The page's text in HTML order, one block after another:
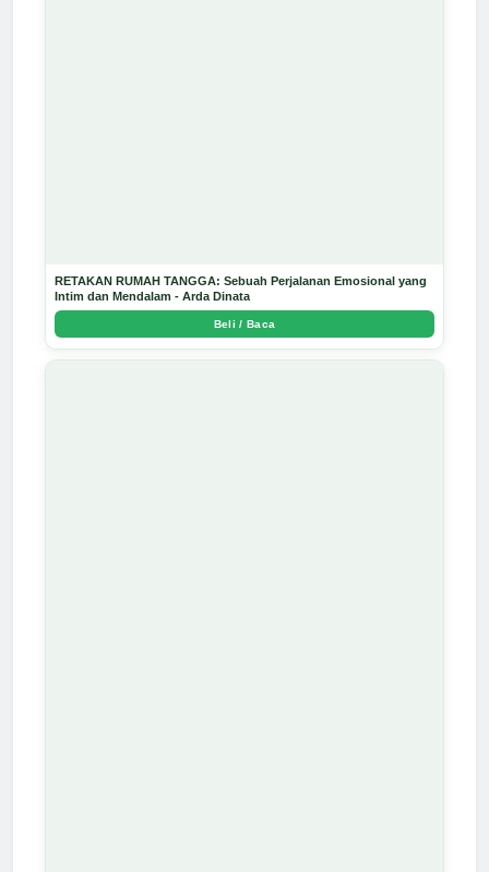
RETAKAN RUMAH TANGGA: Sebuah Perjalanan Emosional yang
Intim dan Mendalam - Arda Dinata
Beli / Baca